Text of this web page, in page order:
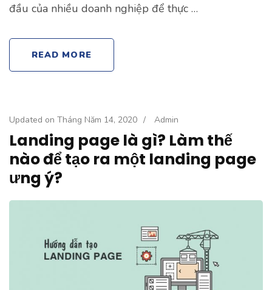
đầu của nhiều doanh nghiệp để thực …
READ MORE
Updated on Tháng Năm 14, 2020 / Admin
Landing page là gì? Làm thế
nào để tạo ra một landing page
ưng ý?